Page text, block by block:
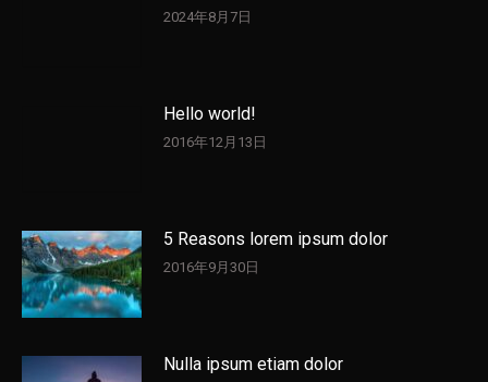
2024年8月7日
Hello world!
2016年12月13日
5 Reasons lorem ipsum dolor
2016年9月30日
Nulla ipsum etiam dolor